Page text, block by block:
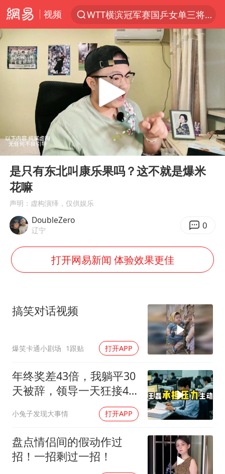
视频
WTT横滨冠军赛国乒女单三将晋级四强
光影经济撬动暑期消费新蓝海
马克·艾伦退出斯诺克中国公开赛
茅台部分直营店飞天茅台提价
情侣在平潭拍日出时坠崖致一死一伤
泰国初中生饮弹自尽前开了26枪
台当局重金为“台独”织“皇帝新衣”
老挝国会主席赛宋蓬逝世
夏日经济乘“热”而上 消费市场向“新”而行
白海豚将正面袭击贯穿浙江
酒店回应车内过夜被收150元
酒店花洒现排泄物住客索赔遭拒
杭州全市有序停课
36岁男演员成景区NPC后人气爆棚
乐享全民健身 共筑健康中国
Play
00:00 00:24
是只有东北叫康乐果吗？这不就是爆米
花嘛
声明：虚构演绎，仅供娱乐
DoubleZero
辽宁 0
打开网易新闻 体验效果更佳
搞笑对话视频
爆笑卡通小剧场 1跟贴 打开APP
年终奖差43倍，我躺平30
天被辞，领导一天狂接47
小兔子发现大事情 打开APP
盘点情侣间的假动作过
招！一招剩过一招！